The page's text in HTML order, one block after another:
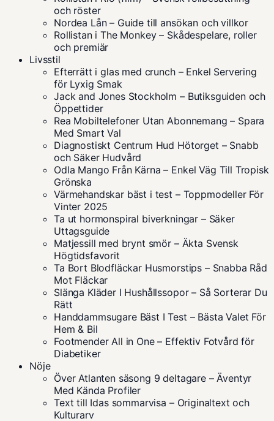
och röster
Nordea Lån – Guide till ansökan och villkor
Rollistan i The Monkey – Skådespelare, roller
och premiär
Livsstil
Efterrätt i glas med crunch – Enkel Servering
för Lyxig Smak
Jack and Jones Stockholm – Butiksguiden och
Öppettider
Rea Mobiltelefoner Utan Abonnemang – Spara
Med Smart Val
Diagnostiskt Centrum Hud Hötorget – Snabb
och Säker Hudvård
Odla Mango Från Kärna – Enkel Väg Till Tropisk
Grönska
Värmehandskar bäst i test – Toppmodeller För
Vinter 2025
Ta ut hormonspiral biverkningar – Säker
Uttagsguide
Matjessill med brynt smör – Äkta Svensk
Högtidsfavorit
Ta Bort Blodfläckar Husmorstips – Snabba Råd
Mot Fläckar
Slänga Kläder I Hushållssopor – Så Sorterar Du
Rätt
Handdammsugare Bäst I Test – Bästa Valet För
Hem & Bil
Footmender All in One – Effektiv Fotvård för
Diabetiker
Nöje
Över Atlanten säsong 9 deltagare – Äventyr
Med Kända Profiler
Text till Idas sommarvisa – Originaltext och
Kulturarv